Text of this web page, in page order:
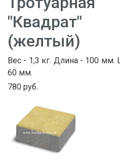
"Квадрат"
(желтый)
Вес - 1,3 кг. Длина - 100
60 мм.
780 руб.